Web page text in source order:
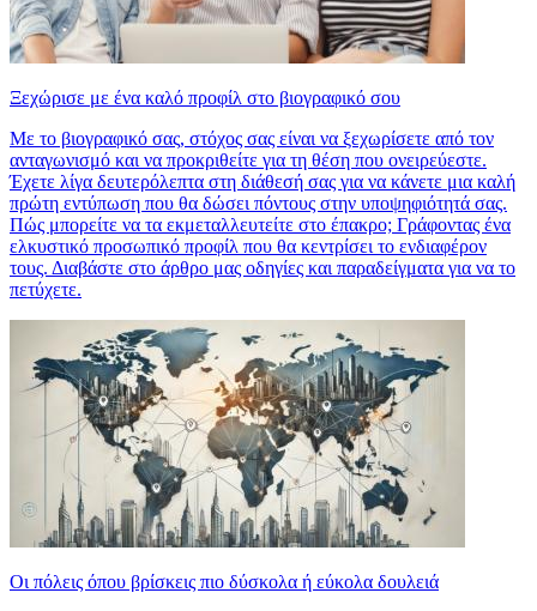
Ξεχώρισε με ένα καλό προφίλ στο βιογραφικό σου
Με το βιογραφικό σας, στόχος σας είναι να ξεχωρίσετε από τον
ανταγωνισμό και να προκριθείτε για τη θέση που ονειρεύεστε.
Έχετε λίγα δευτερόλεπτα στη διάθεσή σας για να κάνετε μια καλή
πρώτη εντύπωση που θα δώσει πόντους στην υποψηφιότητά σας.
Πώς μπορείτε να τα εκμεταλλευτείτε στο έπακρο; Γράφοντας ένα
ελκυστικό προσωπικό προφίλ που θα κεντρίσει το ενδιαφέρον
τους. Διαβάστε στο άρθρο μας οδηγίες και παραδείγματα για να το
πετύχετε.
Οι πόλεις όπου βρίσκεις πιο δύσκολα ή εύκολα δουλειά